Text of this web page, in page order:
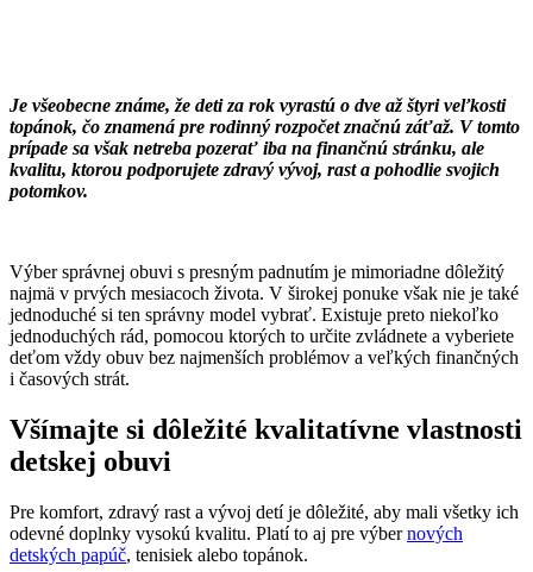
Je všeobecne známe, že deti za rok vyrastú o dve až štyri veľkosti
topánok, čo znamená pre rodinný rozpočet značnú záťaž. V tomto
prípade sa však netreba pozerať iba na finančnú stránku, ale
kvalitu, ktorou podporujete zdravý vývoj, rast a pohodlie svojich
potomkov.
Výber správnej obuvi s presným padnutím je mimoriadne dôležitý
najmä v prvých mesiacoch života. V širokej ponuke však nie je také
jednoduché si ten správny model vybrať. Existuje preto niekoľko
jednoduchých rád, pomocou ktorých to určite zvládnete a vyberiete
deťom vždy obuv bez najmenších problémov a veľkých finančných
i časových strát.
Všímajte si dôležité kvalitatívne vlastnosti
detskej obuvi
Pre komfort, zdravý rast a vývoj detí je dôležité, aby mali všetky ich
odevné doplnky vysokú kvalitu. Platí to aj pre výbernových
detských papúč, tenisiek alebo topánok.